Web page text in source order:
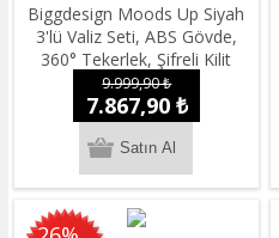
Biggdesign Moods Up Siyah
3'lü Valiz Seti, ABS Gövde,
360° Tekerlek, Şifreli Kilit
9.999,90 ₺
7.867,90 ₺